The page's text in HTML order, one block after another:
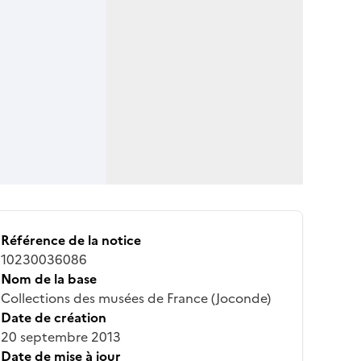
Référence de la notice
10230036086
Nom de la base
Collections des musées de France (Joconde)
Date de création
20 septembre 2013
Date de mise à jour